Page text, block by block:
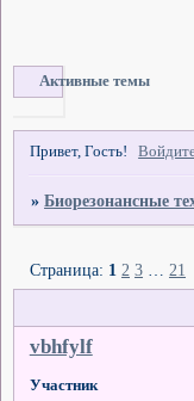
Активные темы
Привет, Гость!
»Биорезонансные
Страница: 1 2 3 … 21
vbhfylf
Участник